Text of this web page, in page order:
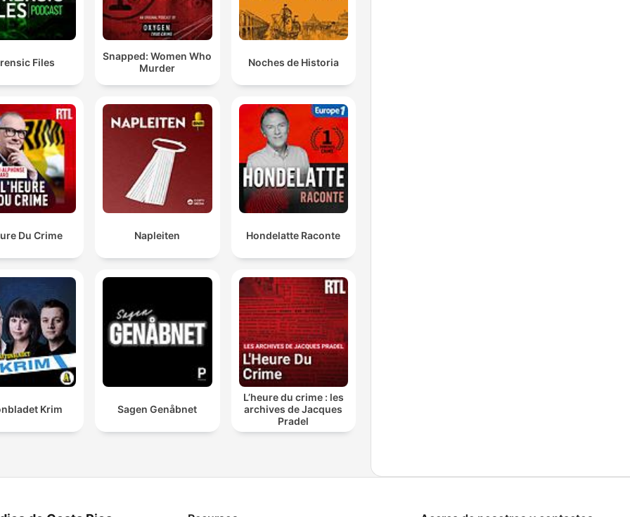
Files
Snapped: Women Who
Murder
Noches de Historia
Du Crime Napleiten Hondelatte Raconte
Krim Sagen Genåbnet
L’heure du crime : les
archives de Jacques
Pradel